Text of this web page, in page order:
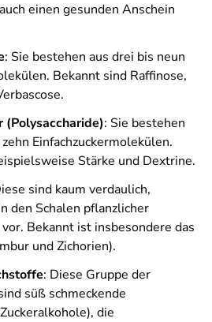
einen gesunden Anschein
: Sie bestehen aus drei bis neun
Bekannt sind Raffinose,
(Polysaccharide): Sie bestehen
Einfachzuckermolekülen.
Stärke und Dextrine.
sind kaum verdaulich,
den Schalen pflanzlicher
Bekannt ist insbesondere das
und Zichorien).
: Diese Gruppe der
süß schmeckende
die